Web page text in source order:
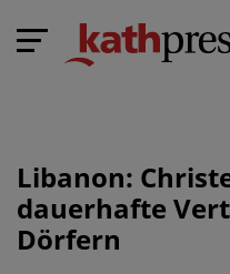
Libanon:
dauerhafte
Dörfern